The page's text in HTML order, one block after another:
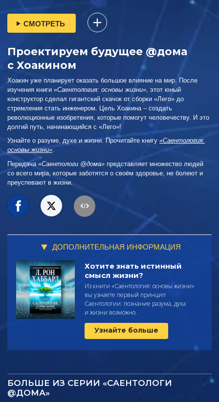
СМОТРЕТЬ
Проектируем будущее @дома
с Хоакином
Хоакин уже планирует оказать большое влияние на мир. После
изучения книги «Саентология: основы жизни» , этот юный
конструктор сделал гигантский скачок от сборки «Лего» до
стремления стать инженером. Цель Хоакина – создать
революционные изобретения, которые помогут человечеству. И это
долгий путь, начинающийся с «Лего»!
Узнайте о разуме, духе и жизни. Прочитайте книгу «Саентология:
основы жизни».
Передача «Саентологи @дома» представляет множество людей
со всего мира, которые заботятся о своём здоровье, не болеют и
преуспевают в жизни.
ДОПОЛНИТЕЛЬНАЯ ИНФОРМАЦИЯ
Хотите знать истинный
смысл жизни?
Из книги «Саентология: основы жизни»
вы узнаете первый принцип
Саентологии: познание разума, духа
и жизни возможно.
Узнайте больше
БОЛЬШЕ ИЗ СЕРИИ «САЕНТОЛОГИ
@ДОМА»